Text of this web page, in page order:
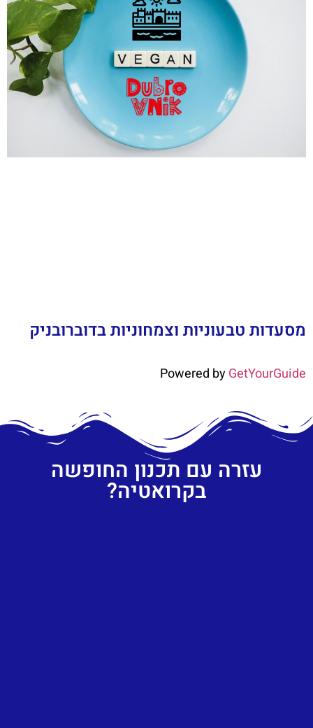
מסעדות טבעוניות וצמחוניות בדוברובניק
Powered byGetYourGuide
עזרה עם תכנון החופשה
בקרואטיה?